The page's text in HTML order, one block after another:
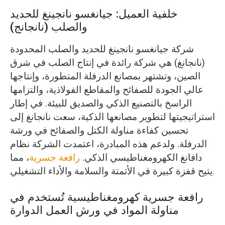
خلفية العميل: جيانغسو نانجينغ للحديد
والصلب (نانجانج)
شركة جيانغسو نانجينغ للحديد والصلب المحدودة
(نانجانغ) هي شركة رائدة في إنتاج الصلب في شرق
الصين، وتشتهر بمصانع الدرفلة المتطورة، وإنتاجها
عالي الجودة للصفائح والمقاطع الفولاذية، والتزامها
الراسخ بالتصنيع الذكي والصديق للبيئة. في إطار
استراتيجيتها لتطوير مصانعها الذكية، سعت نانجانغ إلى
تحسين كفاءة مناولة الكتل والصفائح في ورشة
الدرفلة. ولدعم هذه المبادرة، اعتمدت الشركة نظام
دافانغ الكهرومغناطيسي الذكي. رافعة جسرية، مما
يتيح قفزة كبيرة في الأتمتة والسلامة والأداء التشغيلي.
رافعة جسرية كهرومغناطيسية تُستخدم في
مناولة المواد في ورش العمل الدوارة